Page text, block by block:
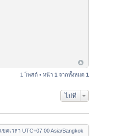
1 โพสต์ • หน้า 1 จากทั้งหมด 1
ไปที่
เขตเวลา UTC+07:00 Asia/Bangkok